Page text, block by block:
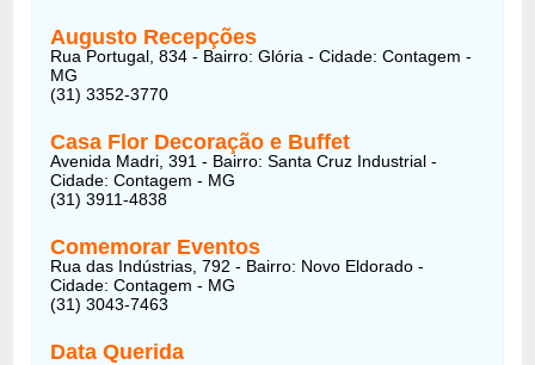
Augusto Recepções
Rua Portugal, 834 - Bairro: Glória - Cidade: Contagem -
MG
(31) 3352-3770
Casa Flor Decoração e Buffet
Avenida Madri, 391 - Bairro: Santa Cruz Industrial -
Cidade: Contagem - MG
(31) 3911-4838
Comemorar Eventos
Rua das Indústrias, 792 - Bairro: Novo Eldorado -
Cidade: Contagem - MG
(31) 3043-7463
Data Querida